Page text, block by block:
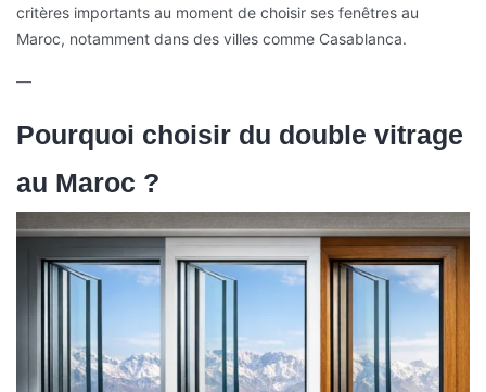
critères importants au moment de choisir ses fenêtres au
Maroc, notamment dans des villes comme Casablanca.
—
Pourquoi choisir du double vitrage
au Maroc ?